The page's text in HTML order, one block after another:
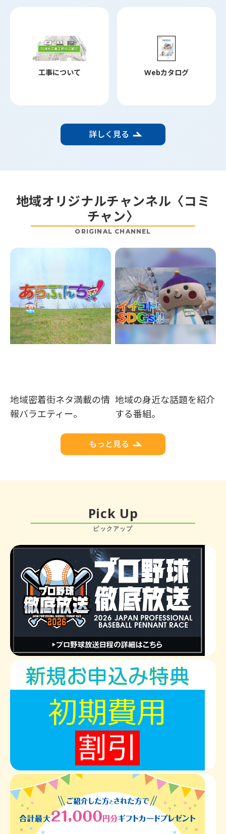
工事について Webカタログ
詳しく見る
地域オリジナルチャンネル〈コミ
チャン〉
ORIGINAL CHANNEL
地域密着街ネタ満載の情
報バラエティー。
地域の身近な話題を紹介
する番組。
もっと見る
Pick Up
ピックアップ